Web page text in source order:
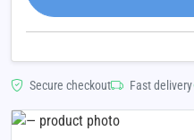
Secure checkout Fast delivery